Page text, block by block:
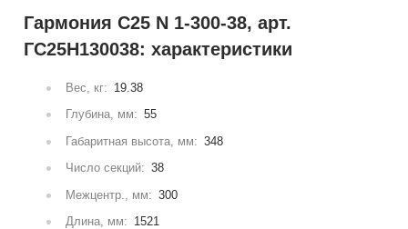
Гармония С25 N 1-300-38, арт.
ГС25Н130038: характеристики
Вес, кг: 19.38
Глубина, мм: 55
Габаритная высота, мм: 348
Число секций: 38
Межцентр., мм: 300
Длина, мм: 1521